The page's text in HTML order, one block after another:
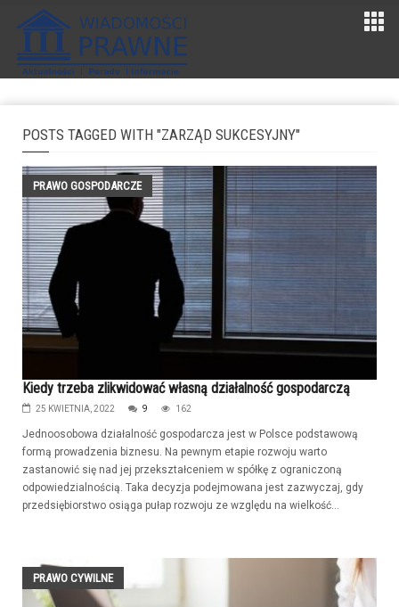
POSTS TAGGED WITH "ZARZĄD SUKCESYJNY"
PRAWO GOSPODARCZE
Kiedy trzeba zlikwidować własną działalność gospodarczą
25 KWIETNIA, 2022 9 162
Jednoosobowa działalność gospodarcza jest w Polsce podstawową
formą prowadzenia biznesu. Na pewnym etapie rozwoju warto
zastanowić się nad jej przekształceniem w spółkę z ograniczoną
odpowiedzialnością. Taka decyzja podejmowana jest zazwyczaj, gdy
przedsiębiorstwo osiąga pułap rozwoju ze względu na wielkość...
PRAWO CYWILNE